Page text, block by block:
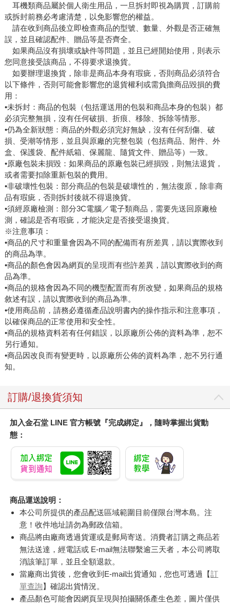
耳機類商品屬於個人衛生用品，一旦拆封即視為購買，訂購前
或拆封前務必考慮清楚，以免影響您的權益。
請在收到商品後立即檢查商品的型號、數量、外觀是否正確無
誤，並且確認配件、贈品等是否齊全。
如果商品沒有損壞或缺件等問題，並且已經開始使用，則表示
您同意接受該商品，不得要求退換貨。
如要辦理退換貨，除非是商品本身有瑕疵，否則商品必須符合
以下條件，否則可能會影響您的退貨權利或需負擔商品毀損的費
用：
•未拆封：商品的包裝（包括運送用的包裝和商品本身的包裝）都
必須完整無損，沒有任何破損、折痕、移除、拆除等情形。
•仍為全新狀態：商品的外觀必須完好無缺，沒有任何刮傷、破
損、受潮等情形，並且與原廠的完整包裝（包括商品、附件、外
盒、保護袋、配件紙箱、保麗龍、隨貨文件、贈品等）一致。
•原廠包裝未損毀：如果商品的原廠包裝已經損毀，則無法退貨，
或者需要扣除重新包裝的費用。
•非破壞性包裝：部分商品的包裝是破壞性的，無法復原，除非商
品有瑕疵，否則拆封後就不得退換貨。
•須經原廠檢測：部分3C電腦／電子類商品，需要先送回原廠檢
測，確認是否有瑕疵，才能決定是否接受退換貨。
※注意事項：
•商品的尺寸和重量會因為不同的配備而有所差異，請以實際收到
的商品為準。
•商品的顏色會因為網頁的呈現而有些許差異，請以實際收到的商
品為準。
•商品的規格會因為不同的機型配置而有所改變，如果商品的規格
敘述有誤，請以實際收到的商品為準。
•使用商品前，請務必遵循產品說明書內的操作指示和注意事項，
以確保商品的正常使用和安全性。
•商品的規格資料若有任何錯誤，以原廠所公佈的資料為準，恕不
另行通知。
•商品因改良而有變更時，以原廠所公佈的資料為準，恕不另行通
知。
訂購/退換貨須知
加入金石堂 LINE 官方帳號『完成綁定』，隨時掌握出貨動
態：
商品運送說明：
本公司所提供的產品配送區域範圍目前僅限台灣本島。注
意！收件地址請勿為郵政信箱。
商品將由廠商透過貨運或是郵局寄送。消費者訂購之商品若
無法送達，經電話或 E-mail無法聯繫逾三天者，本公司將取
消該筆訂單，並且全額退款。
當廠商出貨後，您會收到E-mail出貨通知，您也可透過【訂
單查詢】確認出貨情況。
產品顏色可能會因網頁呈現與拍攝關係產生色差，圖片僅供